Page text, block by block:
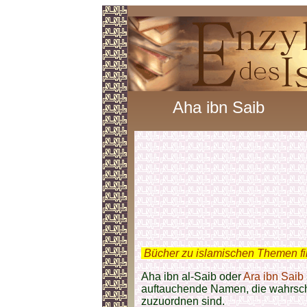
Aha ibn Saib
Bücher zu islamischen Themen
Aha ibn al-Saib oderAra ibn Saib
auftauchende Namen, die
zuzuordnen sind.